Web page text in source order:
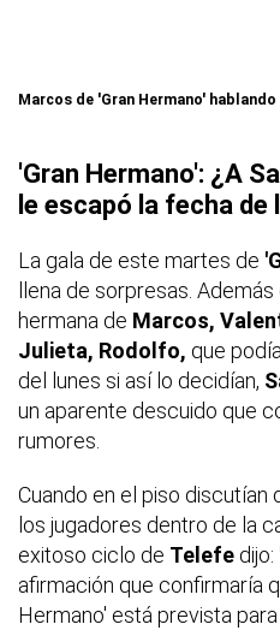
Marcos de 'Gran Hermano'
'Gran Hermano': ¿A
le escapó la fecha de
La gala de este martes de
llena de sorpresas.
hermana de Marcos,
Julieta, Rodolfo, que
del lunes si así lo decidían,
un aparente descuido que
rumores.
Cuando en el piso discutían
los jugadores dentro de la
exitoso ciclo de Telefe dijo:
afirmación que confirmaría
Hermano' está prevista